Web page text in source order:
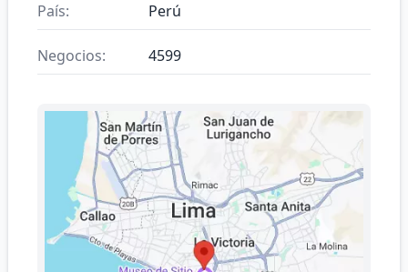
País: Perú
Negocios: 4599